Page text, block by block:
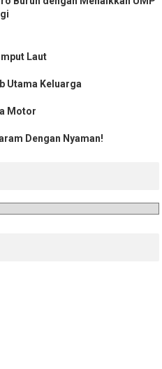
Laut
Utama Keluarga
Motor
Dengan Nyaman!